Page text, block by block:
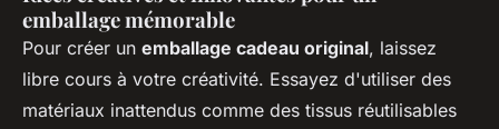
emballage mémorable
Pour créer un emballage cadeau original, laissez
libre cours à votre créativité. Essayez d'utiliser des
matériaux inattendus comme des tissus réutilisables